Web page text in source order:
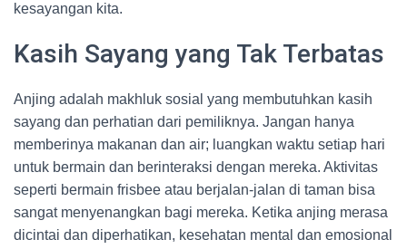
kesayangan kita.
Kasih Sayang yang Tak Terbatas
Anjing adalah makhluk sosial yang membutuhkan kasih
sayang dan perhatian dari pemiliknya. Jangan hanya
memberinya makanan dan air; luangkan waktu setiap hari
untuk bermain dan berinteraksi dengan mereka. Aktivitas
seperti bermain frisbee atau berjalan-jalan di taman bisa
sangat menyenangkan bagi mereka. Ketika anjing merasa
dicintai dan diperhatikan, kesehatan mental dan emosional